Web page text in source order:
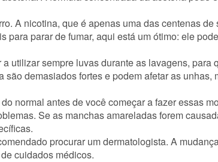
A nicotina, que é apenas uma das centenas
parar de fumar, aqui está um ótimo: ele
utilizar sempre luvas durante as lavagens, para
demasiados fortes e podem afetar as unhas,
normal antes de você começar a fazer essas
Se as manchas amareladas forem
procurar um dermatologista. A
cuidados médicos.